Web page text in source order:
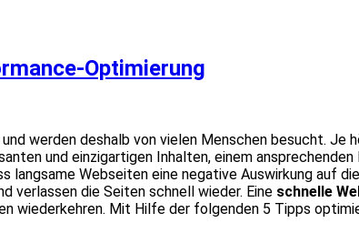
Optimierung
werden deshalb von vielen Menschen besucht. Je
und einzigartigen Inhalten, einem
langsame Webseiten eine negative Auswirkung auf
verlassen die Seiten schnell wieder. Eine schnelle
wiederkehren. Mit Hilfe der folgenden 5 Tipps